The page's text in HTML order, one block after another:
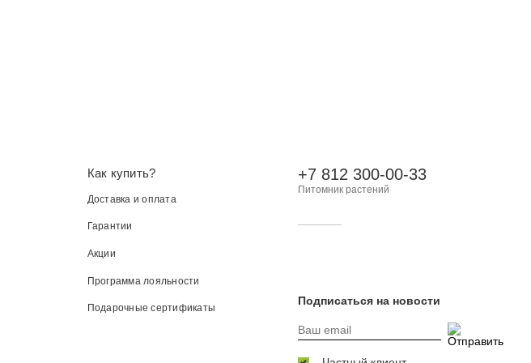
Как купить?
Доставка и оплата
Гарантии
Акции
Программа лояльности
Подарочные сертификаты
+7 812 300-00-33
Питомник растений
Подписаться на новости